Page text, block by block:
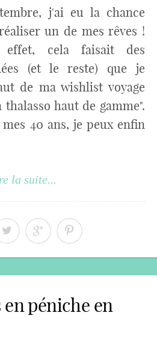
j'ai eu la chance
un de mes rêves !
effet, cela faisait des
(et le reste) que je
de ma wishlist voyage
haut de gamme".
40 ans, je peux enfin
la suite...
en péniche en